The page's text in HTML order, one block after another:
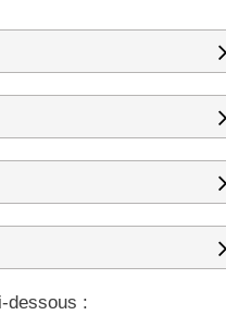
dessous :